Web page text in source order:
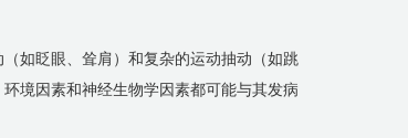
如眨眼、耸肩）和复杂的运动抽动（如跳
境因素和神经生物学因素都可能与其发病